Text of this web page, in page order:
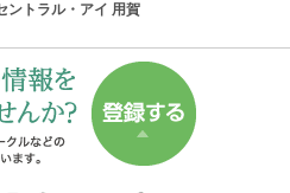
ントラル・アイ 用賀